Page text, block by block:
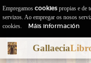
Gallaecia
Empregamos cookies propias e de
servizos. Ao empregar os nosos
cookies.
Máis información